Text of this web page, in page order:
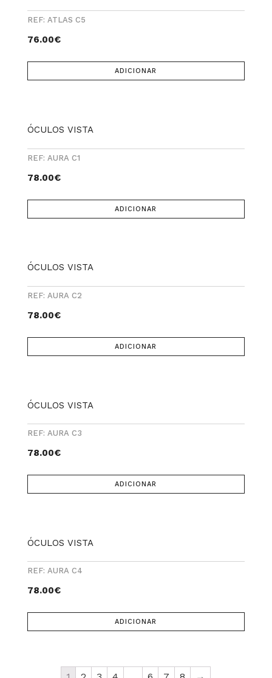
76.00€
ADICIONAR
REF: ATLAS C5
ÓCULOS VISTA
78.00€
ADICIONAR
REF: AURA C1
ÓCULOS VISTA
78.00€
ADICIONAR
REF: AURA C2
ÓCULOS VISTA
78.00€
ADICIONAR
REF: AURA C3
ÓCULOS VISTA
78.00€
ADICIONAR
REF: AURA C4